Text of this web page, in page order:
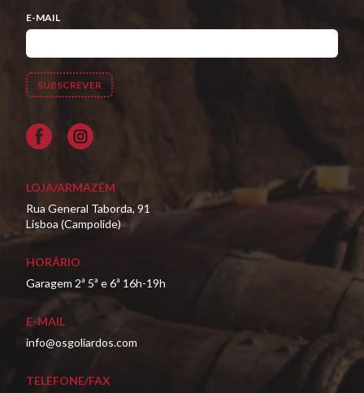
E-MAIL
Facebook
LOJA/ARMAZÉM
Rua General Taborda, 91
Lisboa (Campolide)
HORÁRIO
Garagem 2ª 5ª e 6ª 16h-19h
E-MAIL
info@osgoliardos.com
TELEFONE/FAX